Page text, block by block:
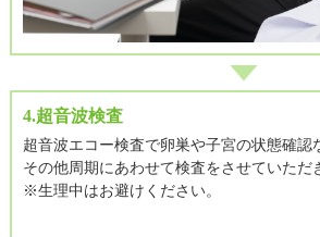
4.超音波検査
超⾳波エコー検査で卵巣や⼦宮の状態確認
その他周期にあわせて検査をさせていただ
※生理中はお避けください。